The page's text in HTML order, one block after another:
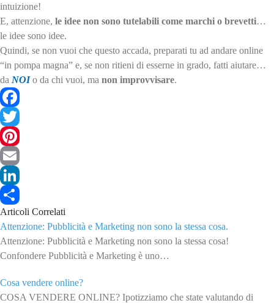
intuizione!
E, attenzione, le idee non sono tutelabili come marchi o brevetti…
le idee sono idee.
Quindi, se non vuoi che questo accada, preparati tu ad andare online
“in pompa magna” e, se non ritieni di esserne in grado, fatti aiutare…
da NOIo da chi vuoi, ma non improvvisare.
Facebook
Twitter
Pinterest
Email
LinkedIn
Share
Articoli Correlati
Attenzione: Pubblicità e Marketing non sono la stessa cosa.
Attenzione: Pubblicità e Marketing non sono la stessa cosa!
Confondere Pubblicità e Marketing è uno…
Cosa vendere online?
COSA VENDERE ONLINE? Ipotizziamo che state valutando di